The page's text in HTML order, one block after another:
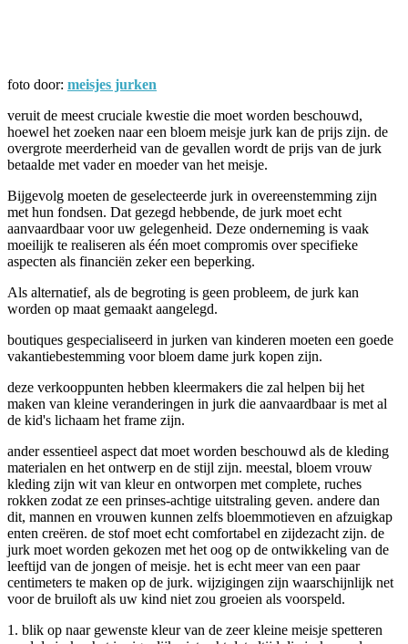
foto door: meisjes jurken
veruit de meest cruciale kwestie die moet worden beschouwd,
hoewel het zoeken naar een bloem meisje jurk kan de prijs zijn. de
overgrote meerderheid van de gevallen wordt de prijs van de jurk
betaalde met vader en moeder van het meisje.
Bijgevolg moeten de geselecteerde jurk in overeenstemming zijn
met hun fondsen. Dat gezegd hebbende, de jurk moet echt
aanvaardbaar voor uw gelegenheid. Deze onderneming is vaak
moeilijk te realiseren als één moet compromis over specifieke
aspecten als financiën zeker een beperking.
Als alternatief, als de begroting is geen probleem, de jurk kan
worden op maat gemaakt aangelegd.
boutiques gespecialiseerd in jurken van kinderen moeten een goede
vakantiebestemming voor bloem dame jurk kopen zijn.
deze verkooppunten hebben kleermakers die zal helpen bij het
maken van kleine veranderingen in jurk die aanvaardbaar is met al
de kid's lichaam het frame zijn.
ander essentieel aspect dat moet worden beschouwd als de kleding
materialen en het ontwerp en de stijl zijn. meestal, bloem vrouw
kleding zijn wit van kleur en ontworpen met complete, ruches
rokken zodat ze een prinses-achtige uitstraling geven. andere dan
dit, mannen en vrouwen kunnen zelfs bloemmotieven en afzuigkap
enten creëren. de stof moet echt comfortabel en zijdezacht zijn. de
jurk moet worden gekozen met het oog op de ontwikkeling van de
leeftijd van de jongen of meisje. het is echt meer van een paar
centimeters te maken op de jurk. wijzigingen zijn waarschijnlijk net
voor de bruiloft als uw kind niet zou groeien als voorspeld.
1. blik op naar gewenste kleur van de zeer kleine meisje spetteren